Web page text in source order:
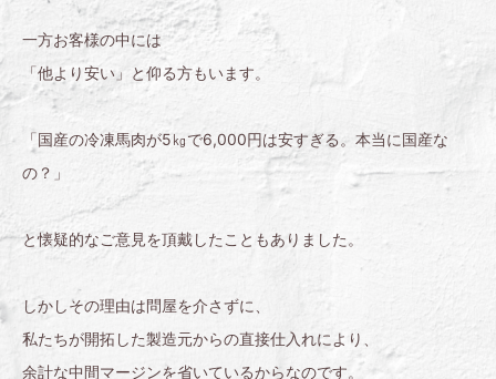
一方お客様の中には
「他より安い」と仰る方もいます。
「国産の冷凍馬肉が5㎏で6,000円は安すぎる。本当に国産な
の？」
と懐疑的なご意見を頂戴したこともありました。
しかしその理由は問屋を介さずに、
私たちが開拓した製造元からの直接仕入れにより、
余計な中間マージンを省いているからなのです。